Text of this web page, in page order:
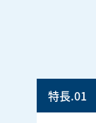
特長.01